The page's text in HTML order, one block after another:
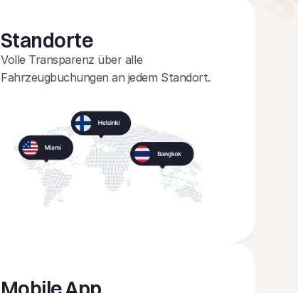
Standorte
Volle Transparenz über alle
Fahrzeugbuchungen an jedem Standort.